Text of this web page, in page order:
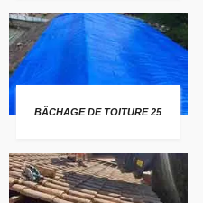
BÂCHAGE DE TOITURE 25